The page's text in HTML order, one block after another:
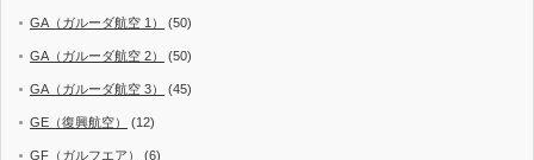
GA（ガルーダ航空 1） (50)
GA（ガルーダ航空 2） (50)
GA（ガルーダ航空 3） (45)
GE（復興航空） (12)
GF（ガルフエア） (6)